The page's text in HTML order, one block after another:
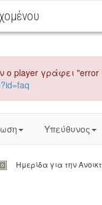
player γράφει
Υπεύθυνος
Ημερίδα για την